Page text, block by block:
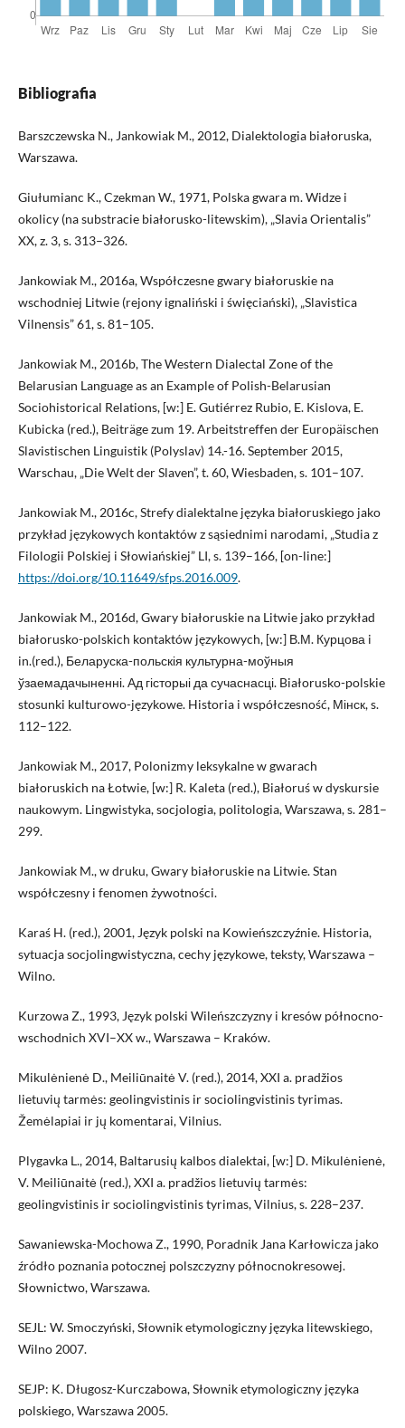
Bibliografia
Barszczewska N., Jankowiak M., 2012, Dialektologia białoruska,
Warszawa.
Giułumianc K., Czekman W., 1971, Polska gwara m. Widze i
okolicy (na substracie białorusko-litewskim), „Slavia Orientalis”
XX, z. 3, s. 313–326.
Jankowiak M., 2016a, Współczesne gwary białoruskie na
wschodniej Litwie (rejony ignaliński i święciański), „Slavistica
Vilnensis” 61, s. 81–105.
Jankowiak M., 2016b, The Western Dialectal Zone of the
Belarusian Language as an Example of Polish-Belarusian
Sociohistorical Relations, [w:] E. Gutiérrez Rubio, E. Kislova, E.
Kubicka (red.), Beiträge zum 19. Arbeitstreffen der Europäischen
Slavistischen Linguistik (Polyslav) 14.-16. September 2015,
Warschau, „Die Welt der Slaven”, t. 60, Wiesbaden, s. 101–107.
Jankowiak M., 2016c, Strefy dialektalne języka białoruskiego jako
przykład językowych kontaktów z sąsiednimi narodami, „Studia z
Filologii Polskiej i Słowiańskiej” LI, s. 139–166, [on-line:]
https://doi.org/10.11649/sfps.2016.009.
Jankowiak M., 2016d, Gwary białoruskie na Litwie jako przykład
białorusko-polskich kontaktów językowych, [w:] В.М. Курцова i
in.(red.), Беларуска-польскія культурна-моўныя
ўзаемадачыненні. Ад гісторыі да сучаснасці. Białorusko-polskie
stosunki kulturowo-językowe. Historia i współczesność, Мінск, s.
112–122.
Jankowiak M., 2017, Polonizmy leksykalne w gwarach
białoruskich na Łotwie, [w:] R. Kaleta (red.), Białoruś w dyskursie
naukowym. Lingwistyka, socjologia, politologia, Warszawa, s. 281–
299.
Jankowiak M., w druku, Gwary białoruskie na Litwie. Stan
współczesny i fenomen żywotności.
Karaś H. (red.), 2001, Język polski na Kowieńszczyźnie. Historia,
sytuacja socjolingwistyczna, cechy językowe, teksty, Warszawa –
Wilno.
Kurzowa Z., 1993, Język polski Wileńszczyzny i kresów północno-
wschodnich XVI–XX w., Warszawa – Kraków.
Mikulėnienė D., Meiliūnaitė V. (red.), 2014, XXI a. pradžios
lietuvių tarmės: geolingvistinis ir sociolingvistinis tyrimas.
Žemėlapiai ir jų komentarai, Vilnius.
Plygavka L., 2014, Baltarusių kalbos dialektai, [w:] D. Mikulėnienė,
V. Meiliūnaitė (red.), XXI a. pradžios lietuvių tarmės:
geolingvistinis ir sociolingvistinis tyrimas, Vilnius, s. 228–237.
Sawaniewska-Mochowa Z., 1990, Poradnik Jana Karłowicza jako
źródło poznania potocznej polszczyzny północnokresowej.
Słownictwo, Warszawa.
SEJL: W. Smoczyński, Słownik etymologiczny języka litewskiego,
Wilno 2007.
SEJP: K. Długosz-Kurczabowa, Słownik etymologiczny języka
polskiego, Warszawa 2005.